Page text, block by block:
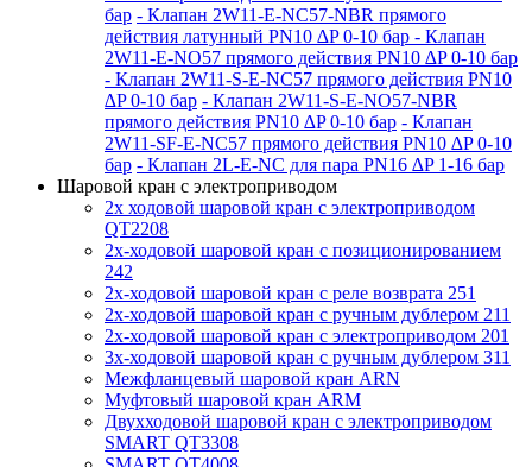
бар - Клапан 2W11-E-NC57-NBR прямого
действия латунный PN10 ∆P 0-10 бар - Клапан
2W11-E-NO57 прямого действия PN10 ∆P 0-10 бар
- Клапан 2W11-S-E-NC57 прямого действия PN10
∆P 0-10 бар - Клапан 2W11-S-E-NO57-NBR
прямого действия PN10 ∆P 0-10 бар - Клапан
2W11-SF-E-NC57 прямого действия PN10 ∆P 0-10
бар - Клапан 2L-E-NC для пара PN16 ∆P 1-16 бар
Шаровой кран с электроприводом
2x ходовой шаровой кран с электроприводом
QT2208
2x-ходовой шаровой кран с позиционированием
242
2x-ходовой шаровой кран с реле возврата 251
2x-ходовой шаровой кран с ручным дублером 211
2x-ходовой шаровой кран с электроприводом 201
3x-ходовой шаровой кран с ручным дублером 311
Межфланцевый шаровой кран ARN
Муфтовый шаровой кран ARM
Двухходовой шаровой кран с электроприводом
SMART QT3308